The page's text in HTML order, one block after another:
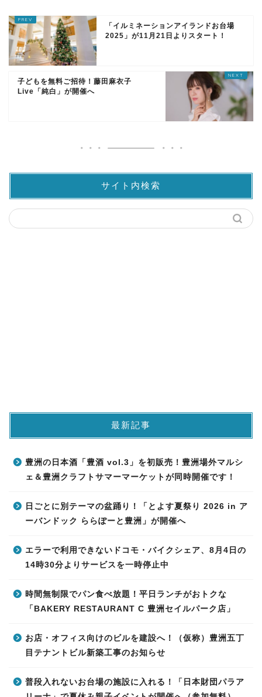
「イルミネーションアイランドお台場
2025」が11月21日よりスタート！
子どもを無料ご招待！藤田麻衣子
Live「純白」が開催へ
サイト内検索
最新記事
豊洲の日本酒「豊酒 vol.3」を初販売！豊洲場外マルシ
ェ＆豊洲クラフトサマーマーケットが同時開催です！
日ごとに別テーマの盆踊り！「とよす夏祭り 2026 in ア
ーバンドック ららぽーと豊洲」が開催へ
エラーで利用できないドコモ・バイクシェア、8月4日の
14時30分よりサービスを一時停止中
時間無制限でパン食べ放題！平日ランチがおトクな
「BAKERY RESTAURANT C 豊洲セイルパーク店」
お店・オフィス向けのビルを建設へ！（仮称）豊洲五丁
目テナントビル新築工事のお知らせ
普段入れないお台場の施設に入れる！「日本財団パラア